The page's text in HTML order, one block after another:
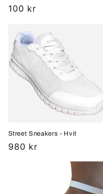
Vanlig
100 kr
Street Sneakers - Hvit
Vanlig
980 kr